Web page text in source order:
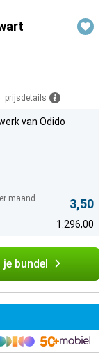
prijsdetails
van Odido
maand
3,50
1.296,00
je bundel